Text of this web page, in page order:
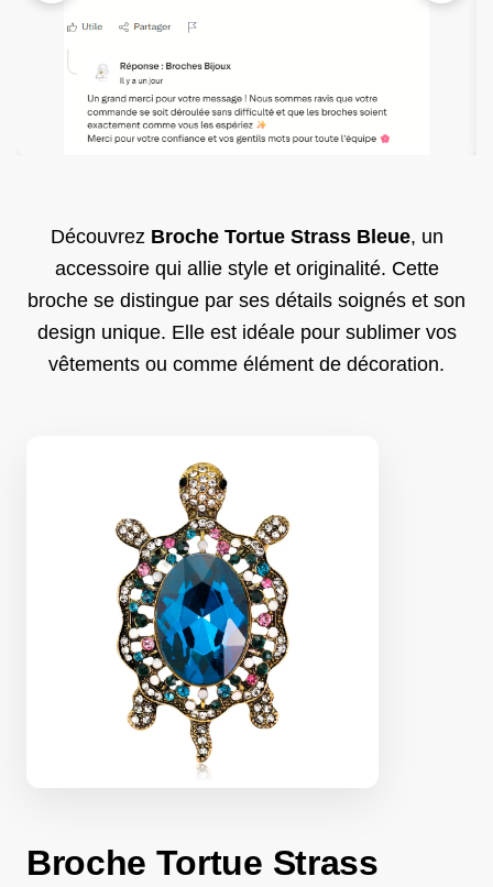
Découvrez Broche Tortue Strass Bleue​, un
accessoire qui allie style et originalité. Cette
broche se distingue par ses détails soignés et son
design unique. Elle est idéale pour sublimer vos
vêtements ou comme élément de décoration.
Broche Tortue Strass